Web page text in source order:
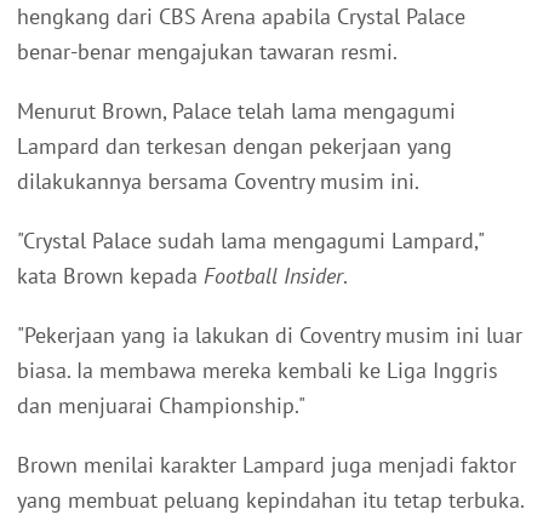
hengkang dari CBS Arena apabila Crystal Palace
benar-benar mengajukan tawaran resmi.
Menurut Brown, Palace telah lama mengagumi
Lampard dan terkesan dengan pekerjaan yang
dilakukannya bersama Coventry musim ini.
"Crystal Palace sudah lama mengagumi Lampard,"
kata Brown kepada Football Insider.
"Pekerjaan yang ia lakukan di Coventry musim ini luar
biasa. Ia membawa mereka kembali ke Liga Inggris
dan menjuarai Championship."
Brown menilai karakter Lampard juga menjadi faktor
yang membuat peluang kepindahan itu tetap terbuka.